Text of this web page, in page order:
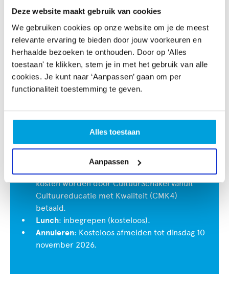
Deze website maakt gebruik van cookies
We gebruiken cookies op onze website om je de meest
relevante ervaring te bieden door jouw voorkeuren en
herhaalde bezoeken te onthouden. Door op ‘Alles
toestaan' te klikken, stem je in met het gebruik van alle
cookies. Je kunt naar ‘Aanpassen’ gaan om per
functionaliteit toestemming te geven.
Alles toestaan
Aanpassen
handvatten. Na deze training ben je geïnspireerd met
veel ideeën om direct te kunnen toepassen op je groep
of binnen je werk met het jonge kind.
Datum: Dinsdag 24 en woensdag 25 november
2026
Doelgroep: pedagogisch professionals,
pedagogisch coaches, leerkrachten van groep 1
en 2 en kunstvakdocenten beeldend.
Locatie: Haags KunstAtelier, Van Speijkstraat
153A in Den Haag
Prijs: per deelnemer €145,00 ̶ de overige
kosten worden door CultuurSchakel vanuit
Cultuureducatie met Kwaliteit (CMK4)
betaald.
Lunch: inbegrepen (kosteloos).
Annuleren: Kosteloos afmelden tot dinsdag 10
november 2026.